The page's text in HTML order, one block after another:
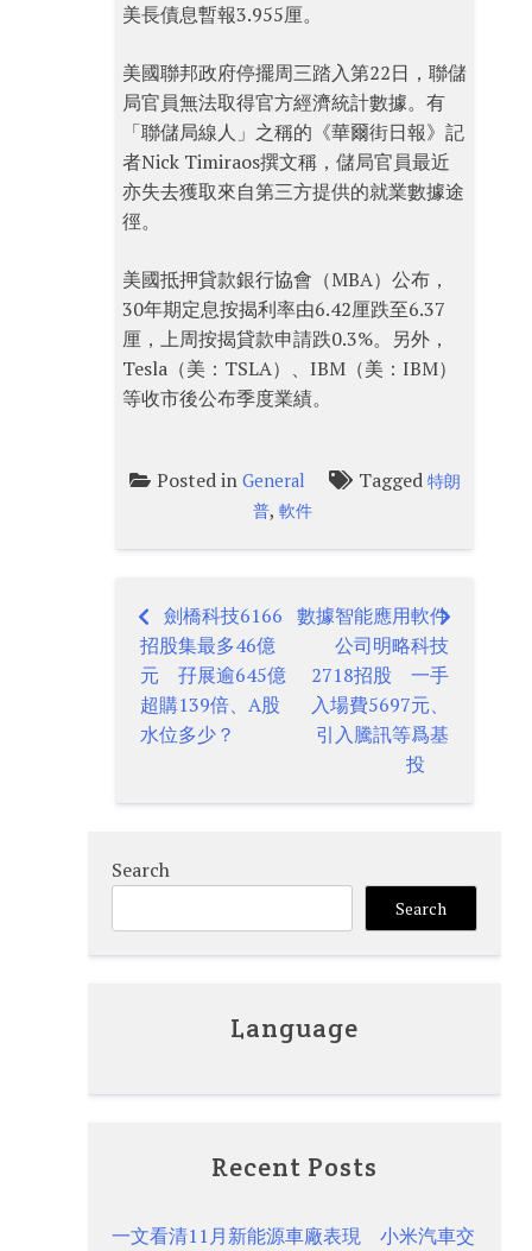
美長債息暫報3.955厘。
美國聯邦政府停擺周三踏入第22日，聯儲
局官員無法取得官方經濟統計數據。有
「聯儲局線人」之稱的《華爾街日報》記
者Nick Timiraos撰文稱，儲局官員最近
亦失去獲取來自第三方提供的就業數據途
徑。
美國抵押貸款銀行協會（MBA）公布，
30年期定息按揭利率由6.42厘跌至6.37
厘，上周按揭貸款申請跌0.3%。另外，
Tesla（美：TSLA）、IBM（美：IBM）
等收市後公布季度業績。
Posted in General Tagged 特朗
普,軟件
Post
navigation
劍橋科技6166
招股集最多46億
元 孖展逾645億
超購139倍、A股
水位多少？
數據智能應用軟件
公司明略科技
2718招股 一手
入場費5697元、
引入騰訊等爲基
投
Search
Search
Language
Recent Posts
一文看清11月新能源車廠表現 小米汽車交